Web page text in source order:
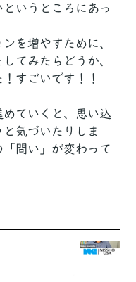
いうところにあっ
を増やすために、
てみたらどうか、
すごいです！！
ていくと、思い込
気づいたりしま
問い」が変わって